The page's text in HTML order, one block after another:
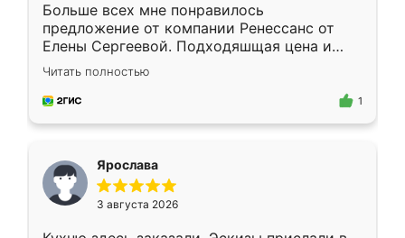
Больше всех мне понравилось
предложение от компании Ренессанс от
Елены Сергеевой. Подходяшщая цена и
короткие сроки изготовления. Приехавший
для замера сотрудник Владислав
предложил по моему эскизу самый
Читать полностью
1
Ярослава
3 августа 2026